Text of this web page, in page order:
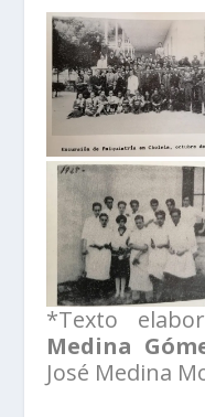
*Texto
Medina
José Medina